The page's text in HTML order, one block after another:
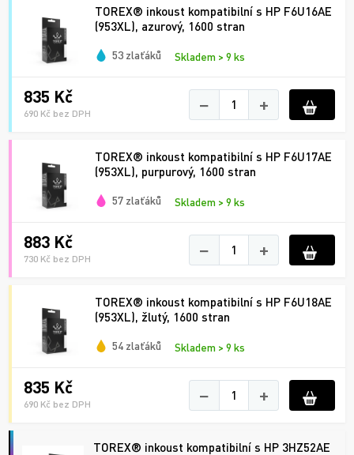
TOREX® inkoust kompatibilní s HP F6U16AE
(953XL), azurový, 1600 stran
53 zlaťáků Skladem > 9 ks
835 Kč
690 Kč bez DPH − +
TOREX® inkoust kompatibilní s HP F6U17AE
(953XL), purpurový, 1600 stran
57 zlaťáků Skladem > 9 ks
883 Kč
730 Kč bez DPH − +
TOREX® inkoust kompatibilní s HP F6U18AE
(953XL), žlutý, 1600 stran
54 zlaťáků Skladem > 9 ks
835 Kč
690 Kč bez DPH − +
TOREX® inkoust kompatibilní s HP 3HZ52AE